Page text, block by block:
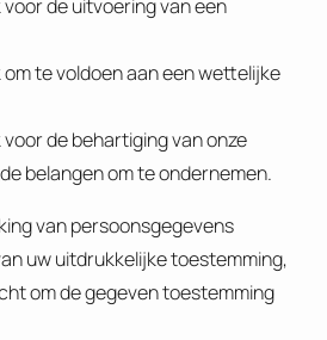
de uitvoering van een
te voldoen aan een wettelijke
de behartiging van onze
belangen om te ondernemen.
van persoonsgegevens
uw uitdrukkelijke toestemming,
om de gegeven toestemming